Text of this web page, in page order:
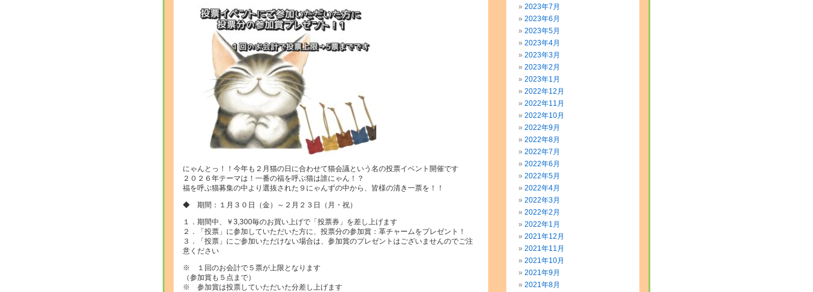
にゃんとっ！！今年も２月猫の日に合わせて猫会議という名の投票イベント開催です
２０２６年テーマは！一番の福を呼ぶ猫は誰にゃん！？
福を呼ぶ猫募集の中より選抜された９にゃんずの中から、皆様の清き一票を！！
◆ 期間：１月３０日（金）～２月２３日（月・祝）
１．期間中、￥3,300毎のお買い上げで「投票券」を差し上げます
２．「投票」に参加していただいた方に、投票分の参加賞：革チャームをプレゼント！
３．「投票」にご参加いただけない場合は、参加賞のプレゼントはございませんのでご注
意ください
※ １回のお会計で５票が上限となります
（参加賞も５点まで）
※ 参加賞は投票していただいた分差し上げます
2023年7月
2023年6月
2023年5月
2023年4月
2023年3月
2023年2月
2023年1月
2022年12月
2022年11月
2022年10月
2022年9月
2022年8月
2022年7月
2022年6月
2022年5月
2022年4月
2022年3月
2022年2月
2022年1月
2021年12月
2021年11月
2021年10月
2021年9月
2021年8月